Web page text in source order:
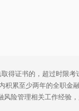
得证书的，超过时限
积累至少两年的全职金
险管理相关工作经验